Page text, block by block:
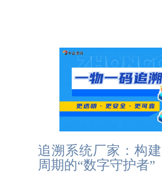
追溯系统厂家：构
周期的“数字守护者”